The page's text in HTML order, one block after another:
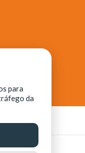
de Ciência,
para
da